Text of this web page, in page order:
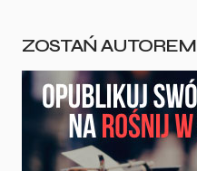
ZOSTAŃ AUTOREM